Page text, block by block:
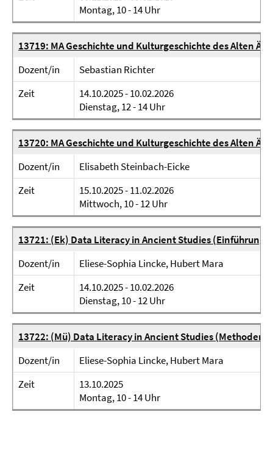
Montag, 10 - 14 Uhr
13719: MA Geschichte und Kulturgeschichte des Alten
Dozent/in
Sebastian Richter
Zeit
14.10.2025 - 10.02.2026
Dienstag, 12 - 14 Uhr
13720: MA Geschichte und Kulturgeschichte des Alten
Dozent/in
Elisabeth Steinbach-Eicke
Zeit
15.10.2025 - 11.02.2026
Mittwoch, 10 - 12 Uhr
13721: (Ek) Data Literacy in Ancient Studies
Dozent/in
Eliese-Sophia Lincke, Hubert Mara
Zeit
14.10.2025 - 10.02.2026
Dienstag, 10 - 12 Uhr
13722: (Mü) Data Literacy in Ancient Studies
Dozent/in
Eliese-Sophia Lincke, Hubert Mara
Zeit
13.10.2025
Montag, 10 - 14 Uhr